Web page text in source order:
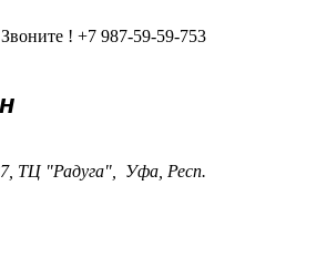
! +7 987-59-59-753
ТЦ "Радуга", Уфа, Респ.